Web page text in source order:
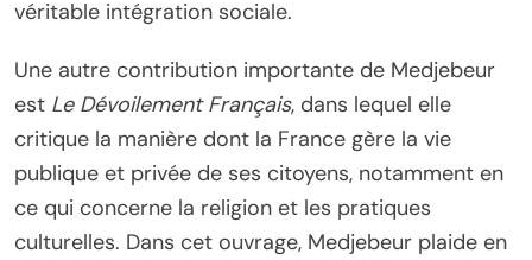
véritable intégration sociale.
Une autre contribution importante de Medjebeur
est Le Dévoilement Français, dans lequel elle
critique la manière dont la France gère la vie
publique et privée de ses citoyens, notamment en
ce qui concerne la religion et les pratiques
culturelles. Dans cet ouvrage, Medjebeur plaide en